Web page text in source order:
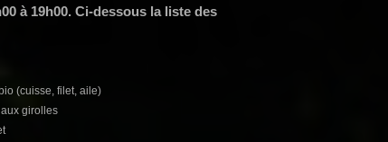
à 19h00. Ci-dessous la liste des
(cuisse, filet, aile)
girolles